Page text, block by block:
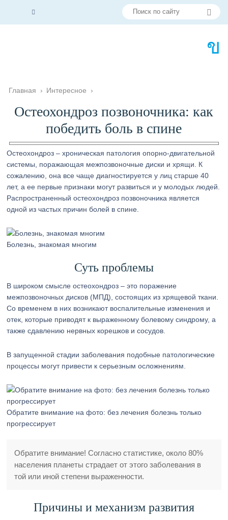
Главная › Интересное ›
Остеохондроз позвоночника: как
победить боль в спине
Остеохондроз – хроническая патология опорно-двигательной
системы, поражающая межпозвоночные диски и хрящи. К
сожалению, она все чаще диагностируется у лиц старше 40
лет, а ее первые признаки могут развиться и у молодых людей.
Распространенный остеохондроз позвоночника является
одной из частых причин болей в спине.
Болезнь, знакомая многим
Суть проблемы
В широком смысле остеохондроз – это поражение
межпозвоночных дисков (МПД), состоящих из хрящевой ткани.
Со временем в них возникают воспалительные изменения и
отек, которые приводят к выраженному болевому синдрому, а
также сдавлению нервных корешков и сосудов.
В запущенной стадии заболевания подобные патологические
процессы могут привести к серьезным осложнениям.
Обратите внимание на фото: без лечения болезнь только
прогрессирует
Обратите внимание! Согласно статистике, около 80%
населения планеты страдает от этого заболевания в
той или иной степени выраженности.
Причины и механизм развития